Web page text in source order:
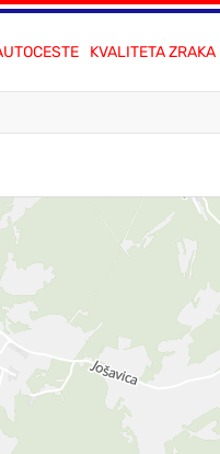
KVALITETA ZRAKA